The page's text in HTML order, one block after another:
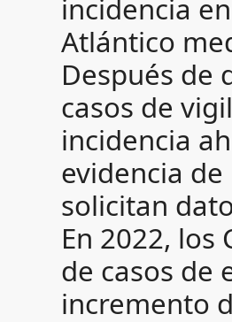
incidencia
Atlántico
Después de
casos de
incidencia
evidencia
solicitan
En 2022, los
de casos de
incremento